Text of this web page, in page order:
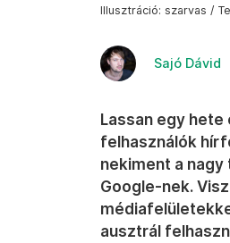
Illusztráció: szarvas /
Sajó Dávid
Lassan egy
felhasználók
nekiment a nagy
Google-nek.
ausztrál